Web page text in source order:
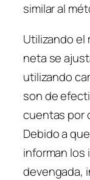
similar al
Utilizando el
neta se
utilizando
son de
cuentas por
Debido a
informan los
devengada,